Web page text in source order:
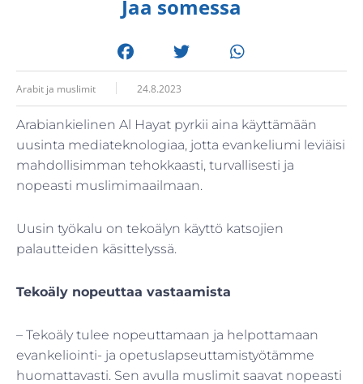
Jaa somessa
Arabit ja muslimit 24.8.2023
Arabiankielinen Al Hayat pyrkii aina käyttämään
uusinta mediateknologiaa, jotta evankeliumi leviäisi
mahdollisimman tehokkaasti, turvallisesti ja
nopeasti muslimimaailmaan.
Uusin työkalu on tekoälyn käyttö katsojien
palautteiden käsittelyssä.
Tekoäly nopeuttaa vastaamista
– Tekoäly tulee nopeuttamaan ja helpottamaan
evankeliointi- ja opetuslapseuttamistyötämme
huomattavasti. Sen avulla muslimit saavat nopeasti